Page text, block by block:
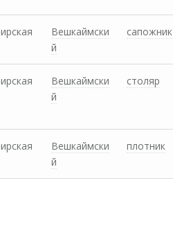
Вешкаймски
й
сапожник
Вешкаймски
й
столяр
Вешкаймски
й
плотник